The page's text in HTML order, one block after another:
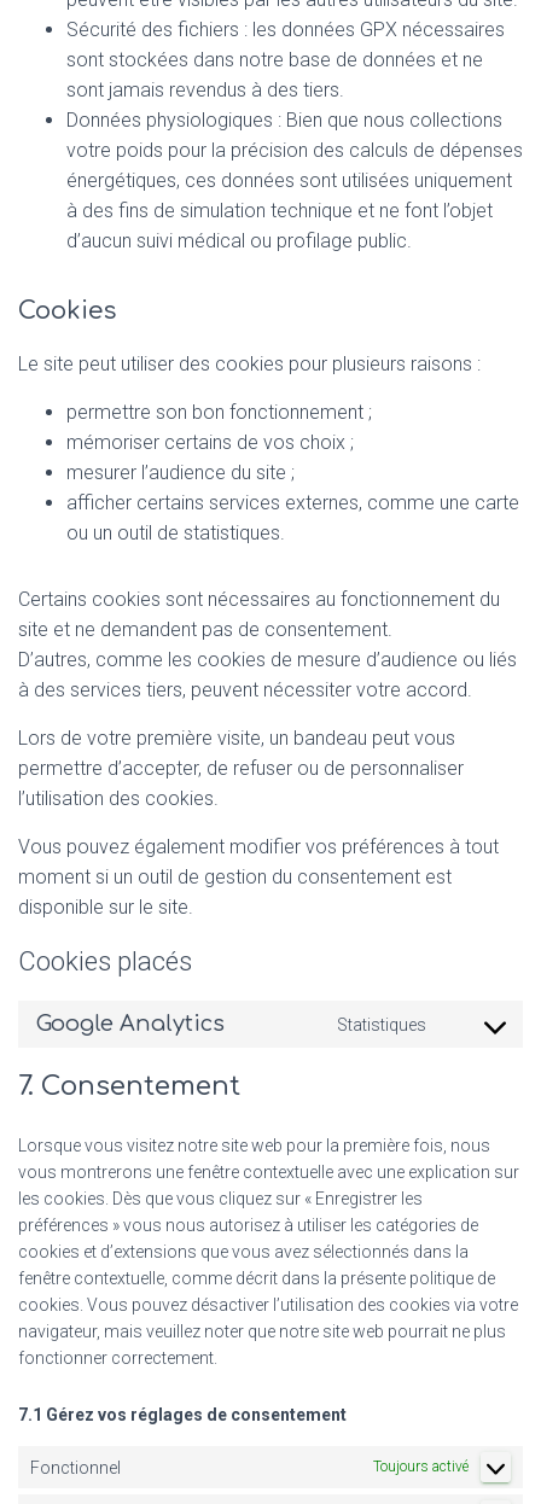
Sécurité des fichiers : les données GPX nécessaires
sont stockées dans notre base de données et ne
sont jamais revendus à des tiers.
Données physiologiques : Bien que nous collections
votre poids pour la précision des calculs de dépenses
énergétiques, ces données sont utilisées uniquement
à des fins de simulation technique et ne font l’objet
d’aucun suivi médical ou profilage public.
Cookies
Le site peut utiliser des cookies pour plusieurs raisons :
permettre son bon fonctionnement ;
mémoriser certains de vos choix ;
mesurer l’audience du site ;
afficher certains services externes, comme une carte
ou un outil de statistiques.
Certains cookies sont nécessaires au fonctionnement du
site et ne demandent pas de consentement.
D’autres, comme les cookies de mesure d’audience ou liés
à des services tiers, peuvent nécessiter votre accord.
Lors de votre première visite, un bandeau peut vous
permettre d’accepter, de refuser ou de personnaliser
l’utilisation des cookies.
Vous pouvez également modifier vos préférences à tout
moment si un outil de gestion du consentement est
disponible sur le site.
Cookies placés
Google Analytics Statistiques
Consent
analytics
7. Consentement
Lorsque vous visitez notre site web pour la première fois, nous
vous montrerons une fenêtre contextuelle avec une explication sur
les cookies. Dès que vous cliquez sur « Enregistrer les
préférences » vous nous autorisez à utiliser les catégories de
cookies et d’extensions que vous avez sélectionnés dans la
fenêtre contextuelle, comme décrit dans la présente politique de
cookies. Vous pouvez désactiver l’utilisation des cookies via votre
navigateur, mais veuillez noter que notre site web pourrait ne plus
fonctionner correctement.
7.1 Gérez vos réglages de consentement
Fonctionnel Toujours activé